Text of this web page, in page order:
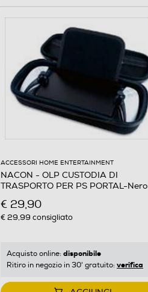
ACCESSORI HOME ENTERTAINMENT
NACON - OLP CUSTODIA DI
TRASPORTO PER PS PORTAL-Nero
€ 29,90
€ 29,99 consigliato
Acquisto online: disponibile
Ritiro in negozio in 30' gratuito: verifica